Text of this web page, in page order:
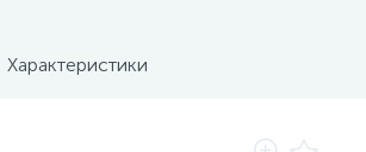
Характеристики